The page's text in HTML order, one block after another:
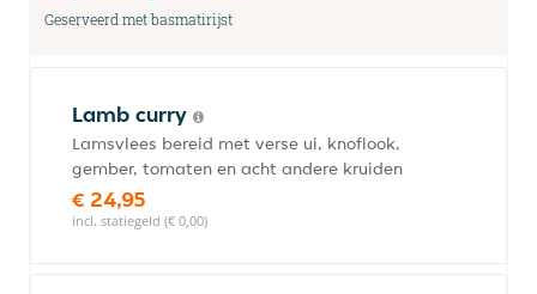
Geserveerd met basmatirijst
Lamb curry
Lamsvlees bereid met verse ui, knoflook,
gember, tomaten en acht andere kruiden
€ 24,95
incl. statiegeld (€ 0,00)